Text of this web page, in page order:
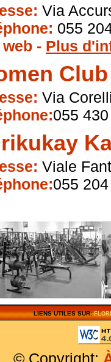
Via
055
- Plus
Club
Via
055
Viale
055
LIENS UTILES SUR:
© Copyright: